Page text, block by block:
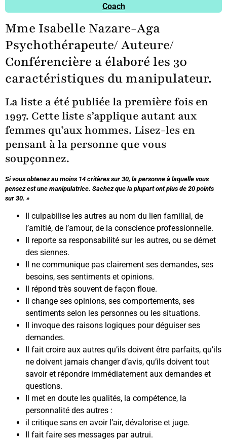
Coach
Mme Isabelle Nazare-Aga
Psychothérapeute/ Auteure/
Conférencière a élaboré les 30
caractéristiques du manipulateur.
La liste a été publiée la première fois en
1997. Cette liste s’applique autant aux
femmes qu’aux hommes. Lisez-les en
pensant à la personne que vous
soupçonnez.
Si vous obtenez au moins 14 critères sur 30, la personne à laquelle vous
pensez est une manipulatrice. Sachez que la plupart ont plus de 20 points
sur 30. »
Il culpabilise les autres au nom du lien familial, de
l’amitié, de l’amour, de la conscience professionnelle.
Il reporte sa responsabilité sur les autres, ou se démet
des siennes.
Il ne communique pas clairement ses demandes, ses
besoins, ses sentiments et opinions.
Il répond très souvent de façon floue.
Il change ses opinions, ses comportements, ses
sentiments selon les personnes ou les situations.
Il invoque des raisons logiques pour déguiser ses
demandes.
Il fait croire aux autres qu’ils doivent être parfaits, qu’ils
ne doivent jamais changer d’avis, qu’ils doivent tout
savoir et répondre immédiatement aux demandes et
questions.
Il met en doute les qualités, la compétence, la
personnalité des autres :
il critique sans en avoir l’air, dévalorise et juge.
Il fait faire ses messages par autrui.